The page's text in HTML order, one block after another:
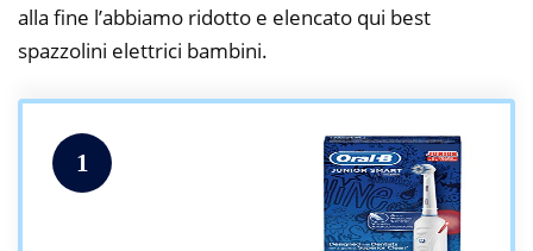
alla fine l’abbiamo ridotto e elencato qui best
spazzolini elettrici bambini.
1